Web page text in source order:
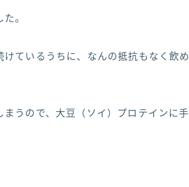
。
ているうちに、なんの抵抗もなく飲め
うので、大豆（ソイ）プロテインに手